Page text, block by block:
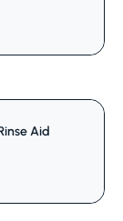
Aid